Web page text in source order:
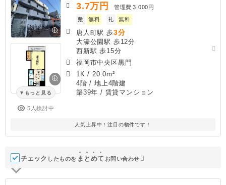
もっと見る
5人検討中
3.7万円 管理費 3,000円
敷
無料 礼 無料
唐人町駅 歩3分
大濠公園駅 歩12分
西新駅 歩15分
福岡市中央区黒門
1K / 20.0m²
4階 / 地上4階建
築39年 / 賃貸マンション
人気上昇中！注目の物件です！
チェック したものを ま と めて お問い合わせ